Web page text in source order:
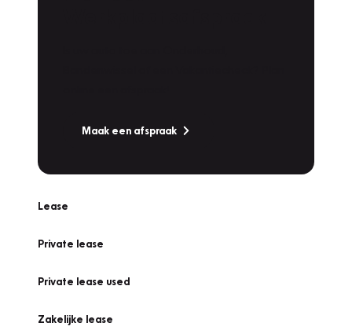
Maak een afspraak
Lease
Private lease
Private lease used
Zakelijke lease